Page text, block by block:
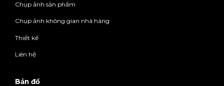
Chụp ảnh sản phẩm
Chụp ảnh không gian nhà hàng
Thiết kế
Liên hệ
Bản đồ